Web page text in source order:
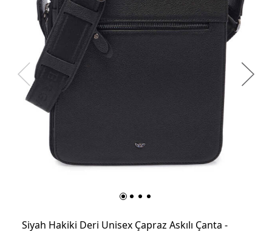
Siyah Hakiki Deri Unisex Çapraz Askılı Çanta -